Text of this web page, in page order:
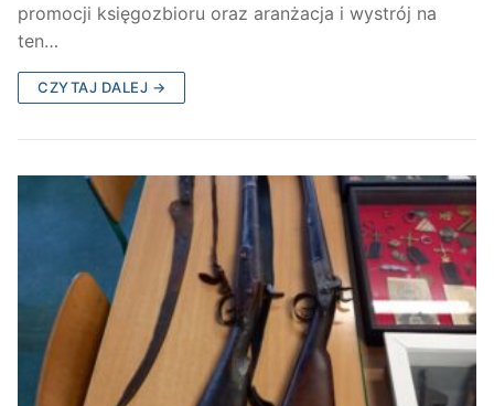
promocji księgozbioru oraz aranżacja i wystrój na
ten…
CZYTAJ DALEJ →